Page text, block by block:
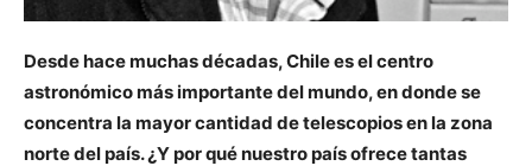
Desde hace muchas décadas, Chile es el centro
astronómico más importante del mundo, en donde se
concentra la mayor cantidad de telescopios en la zona
norte del país. ¿Y por qué nuestro país ofrece tantas